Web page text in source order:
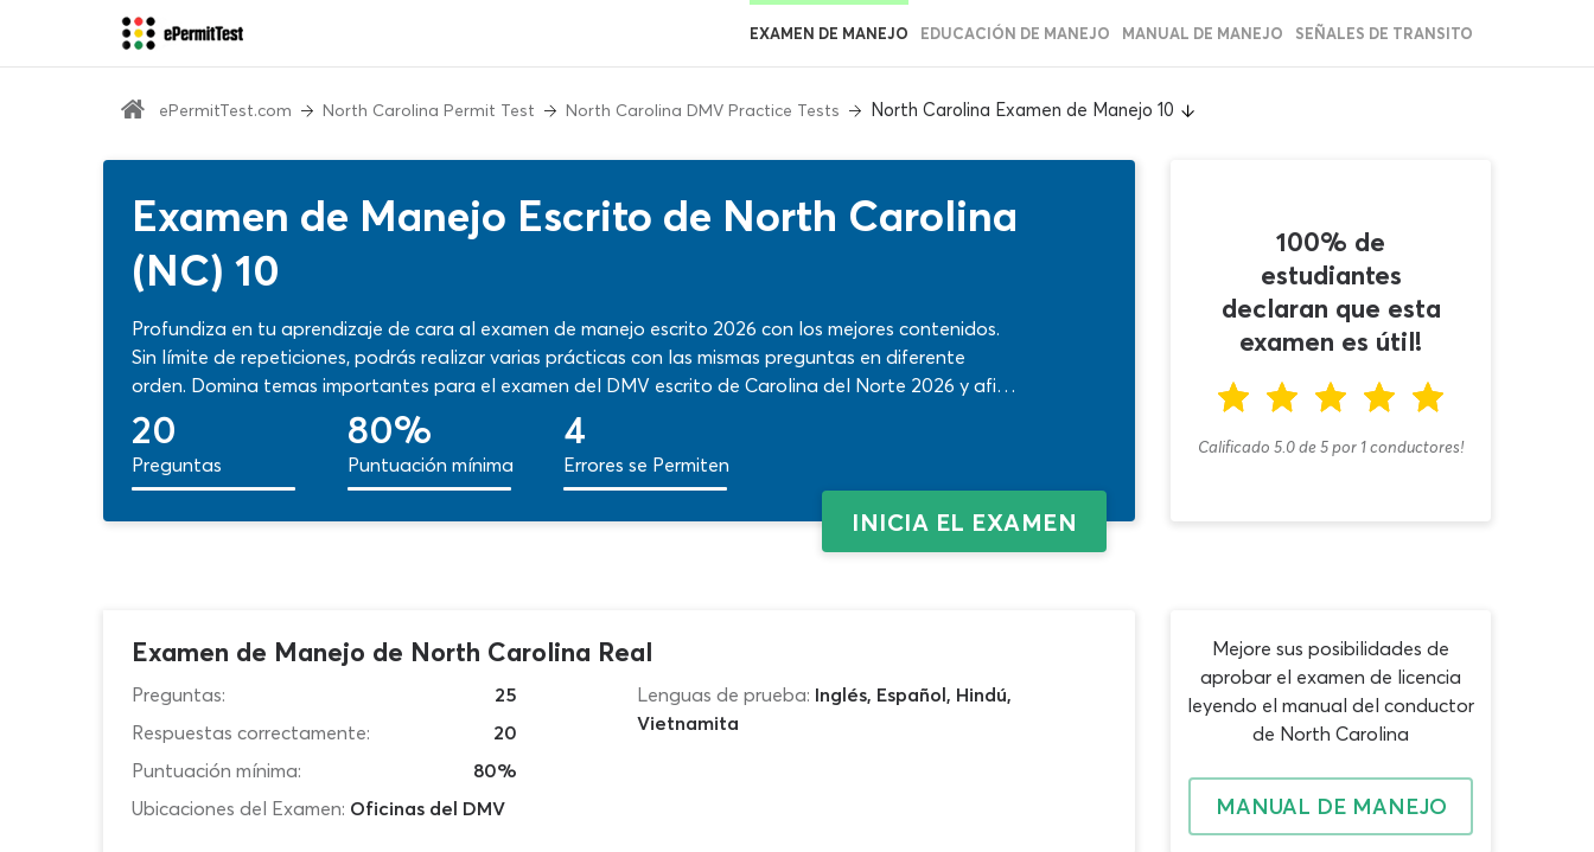
EXAMEN DE MANEJO EDUCACIÓN DE MANEJO MANUAL DE MANEJO SEÑALES DE TRANSITO
ePermitTest.com North Carolina Permit Test North Carolina DMV Practice Tests North Carolina Examen de Manejo 10
Examen de Manejo Escrito de North Carolina
(NC) 10
Profundiza en tu aprendizaje de cara al examen de manejo escrito 2026 con los mejores contenidos.
Sin límite de repeticiones, podrás realizar varias prácticas con las mismas preguntas en diferente
orden. Domina temas importantes para el examen del DMV escrito de Carolina del Norte 2026 y afina
tus sentidos para el desafío que tienes por delante. ¡Comprueba, corrige y aprende en pocos minutos!
20
Preguntas
80%
Puntuación mínima
4
Errores se Permiten
INICIA EL EXAMEN
100% de
estudiantes
declaran que esta
examen es útil!
Calificado 5.0de5 por 1conductores!
Examen de Manejo de North Carolina Real
Preguntas:
25
Respuestas correctamente:
20
Puntuación mínima:
80%
Ubicaciones del Examen: Oficinas del DMV
Lenguas de prueba: Inglés, Español, Hindú,
Vietnamita
Mejore sus posibilidades de
aprobar el examen de licencia
leyendo el manual del conductor
de North Carolina
MANUAL DE MANEJO